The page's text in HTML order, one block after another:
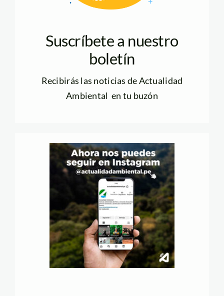
Suscríbete a nuestro
boletín
Recibirás las noticias de Actualidad
Ambiental en tu buzón